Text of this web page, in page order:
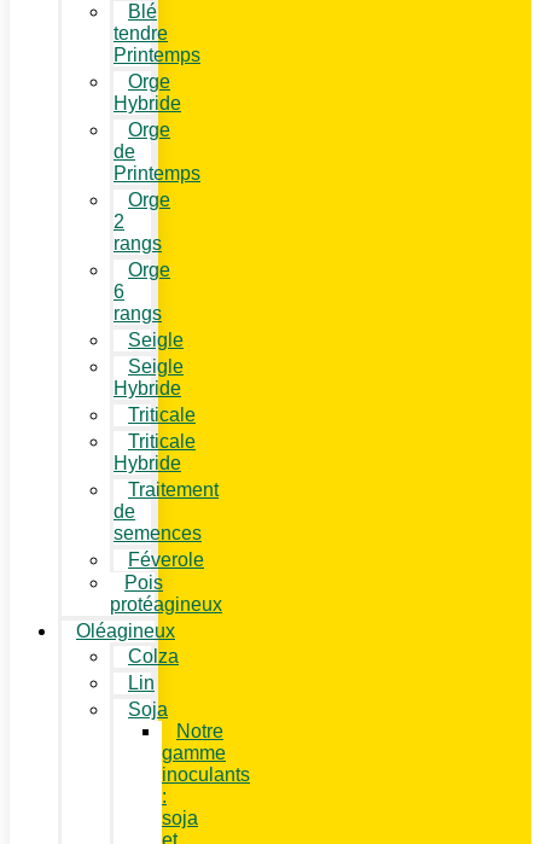
Blé
tendre
Printemps
Orge
Hybride
Orge
de
Printemps
Orge
2
rangs
Orge
6
rangs
Seigle
Seigle
Hybride
Triticale
Triticale
Hybride
Traitement
de
semences
Féverole
Pois
protéagineux
Oléagineux
Colza
Lin
Soja
Notre
gamme
inoculants
:
soja
et